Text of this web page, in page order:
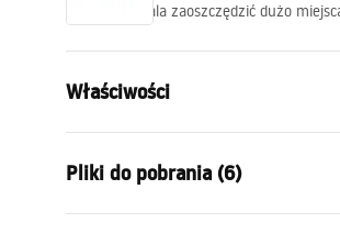
czemu pozwala zaoszczędzić dużo
Właściwości
Materiał:
Kolor:
Pliki do pobrania (6)